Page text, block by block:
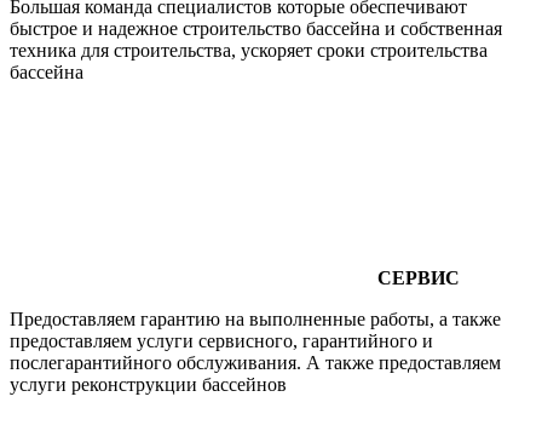
Большая команда специалистов которые обеспечивают
быстрое и надежное строительство бассейна и собственная
техника для строительства, ускоряет сроки строительства
бассейна
СЕРВИС
Предоставляем гарантию на выполненные работы, а также
предоставляем услуги сервисного, гарантийного и
послегарантийного обслуживания. А также предоставляем
услуги реконструкции бассейнов